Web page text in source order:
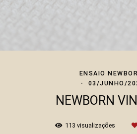
ENSAIO
03/JUNHO/
NEWBORN
113 visualizações